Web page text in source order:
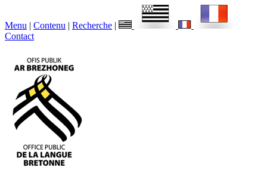
Menu | Contenu | Recherche |
Contact